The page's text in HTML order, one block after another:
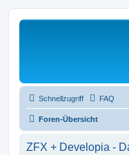
Schnellzugriff FAQ
Foren-Übersicht
ZFX + Developia -